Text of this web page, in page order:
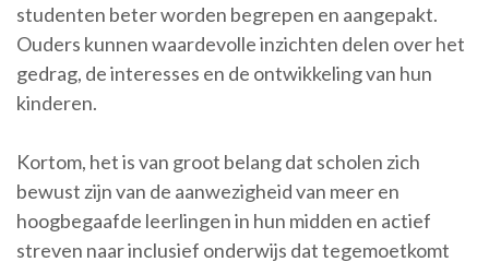
studenten beter worden begrepen en aangepakt.
Ouders kunnen waardevolle inzichten delen over het
gedrag, de interesses en de ontwikkeling van hun
kinderen.
Kortom, het is van groot belang dat scholen zich
bewust zijn van de aanwezigheid van meer en
hoogbegaafde leerlingen in hun midden en actief
streven naar inclusief onderwijs dat tegemoetkomt